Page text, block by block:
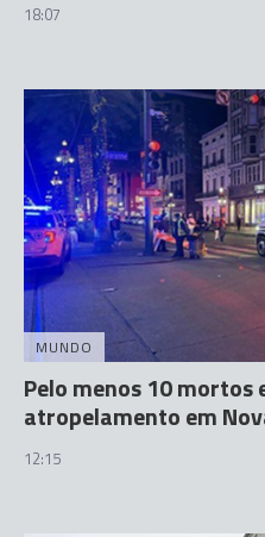
18:07
MUNDO
Pelo menos 10 mortos
atropelamento em
12:15